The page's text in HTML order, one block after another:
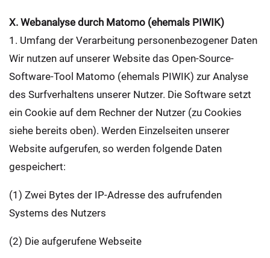
X. Webanalyse durch Matomo (ehemals PIWIK)
1. Umfang der Verarbeitung personenbezogener Daten
Wir nutzen auf unserer Website das Open-Source-
Software-Tool Matomo (ehemals PIWIK) zur Analyse
des Surfverhaltens unserer Nutzer. Die Software setzt
ein Cookie auf dem Rechner der Nutzer (zu Cookies
siehe bereits oben). Werden Einzelseiten unserer
Website aufgerufen, so werden folgende Daten
gespeichert:
(1) Zwei Bytes der IP-Adresse des aufrufenden
Systems des Nutzers
(2) Die aufgerufene Webseite